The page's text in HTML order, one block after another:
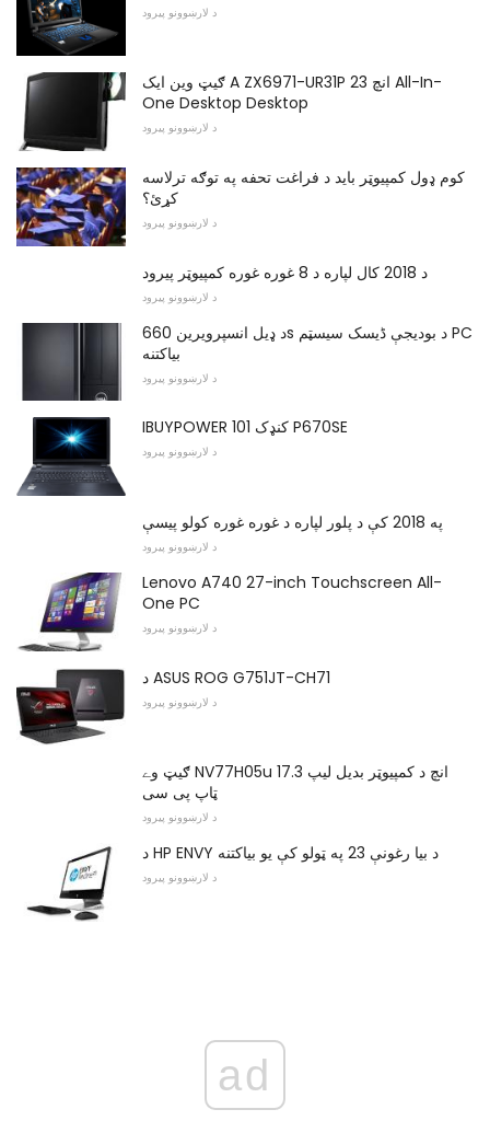
د لارښوونو پیرود
ګيټ وین ایک A ZX6971-UR31P 23 انچ All-In-
One Desktop Desktop
د لارښوونو پیرود
کوم ډول کمپیوټر باید د فراغت تحفه په توګه ترلاسه
کړئ؟
د لارښوونو پیرود
د 2018 کال لپاره د 8 غوره غوره کمپیوټر پیرود
د لارښوونو پیرود
د ډیل انسپرویرین 660s د بودیجې ڈیسک سیسټم PC
بیاکتنه
د لارښوونو پیرود
IBUYPOWER کنډک 101 P670SE
د لارښوونو پیرود
په 2018 کې د پلور لپاره د غوره غوره کولو پیسې
د لارښوونو پیرود
Lenovo A740 27-inch Touchscreen All-
One PC
د لارښوونو پیرود
د ASUS ROG G751JT-CH71
د لارښوونو پیرود
ګيټ وے NV77H05u 17.3 انچ د کمپیوټر بدیل لیپ
ټاپ پی سی
د لارښوونو پیرود
د HP ENVY د بیا رغونې 23 په ټولو کې یو بیاکتنه
د لارښوونو پیرود
ad